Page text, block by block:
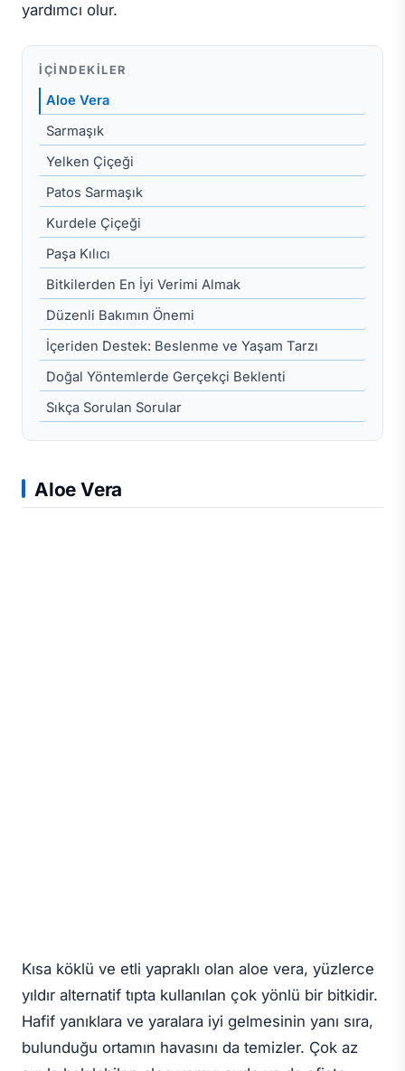
yardımcı olur.
İÇINDEKILER
Aloe Vera
Sarmaşık
Yelken Çiçeği
Patos Sarmaşık
Kurdele Çiçeği
Paşa Kılıcı
Bitkilerden En İyi Verimi Almak
Düzenli Bakımın Önemi
İçeriden Destek: Beslenme ve Yaşam Tarzı
Doğal Yöntemlerde Gerçekçi Beklenti
Sıkça Sorulan Sorular
Aloe Vera
Kısa köklü ve etli yapraklı olan aloe vera, yüzlerce
yıldır alternatif tıpta kullanılan çok yönlü bir bitkidir.
Hafif yanıklara ve yaralara iyi gelmesinin yanı sıra,
bulunduğu ortamın havasını da temizler. Çok az